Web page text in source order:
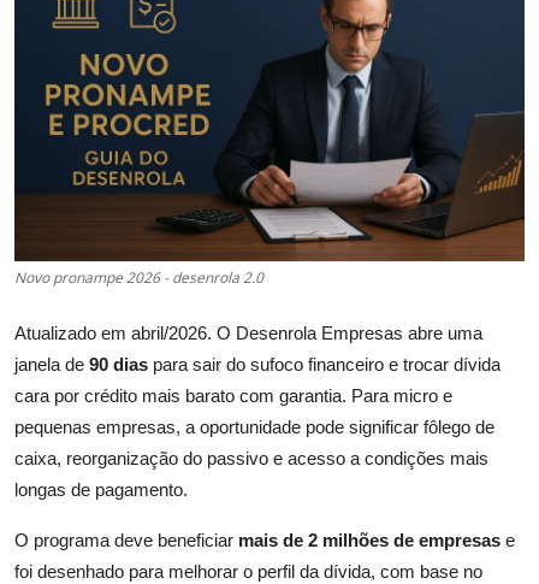
Crédito Empresarial
Newsletter
Radar Econômico
Sobre
Seguro de Vida
Motores do Brasil
Novo pronampe 2026 - desenrola 2.0
Atualizado em abril/2026. O Desenrola Empresas abre uma
janela de 90 dias para sair do sufoco financeiro e trocar dívida
cara por crédito mais barato com garantia. Para micro e
pequenas empresas, a oportunidade pode significar fôlego de
caixa, reorganização do passivo e acesso a condições mais
longas de pagamento.
O programa deve beneficiar mais de 2 milhões de empresas e
foi desenhado para melhorar o perfil da dívida, com base no